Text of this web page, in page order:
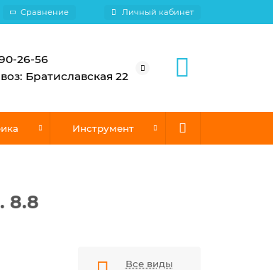
Сравнение Личный кабинет
26-56
Братиславская 22
Инструмент
8.8
Все виды